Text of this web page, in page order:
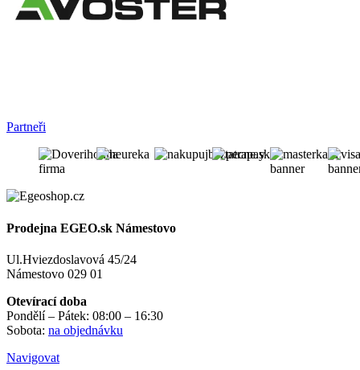
Partneři
Prodejna EGEO.sk Námestovo
Ul.Hviezdoslavová 45/24
Námestovo 029 01
Otevírací doba
Pondělí – Pátek: 08:00 – 16:30
Sobota: na objednávku
Navigovat